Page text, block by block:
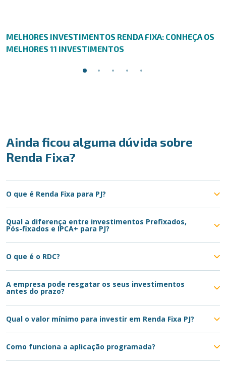
MELHORES INVESTIMENTOS RENDA FIXA: CONHEÇA OS
MELHORES 11 INVESTIMENTOS
Ainda ficou alguma dúvida sobre
Renda Fixa?
O que é Renda Fixa para PJ?
Qual a diferença entre investimentos Prefixados,
Pós-fixados e IPCA+ para PJ?
O que é o RDC?
A empresa pode resgatar os seus investimentos
antes do prazo?
Qual o valor mínimo para investir em Renda Fixa PJ?
Como funciona a aplicação programada?